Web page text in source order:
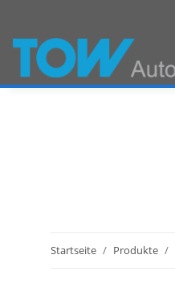
Startseite Produkte